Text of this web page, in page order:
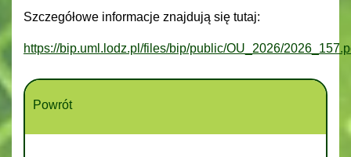
Szczegółowe informacje znajdują się tutaj:
https://bip.uml.lodz.pl/files/bip/public/OU_2026/
Powrót